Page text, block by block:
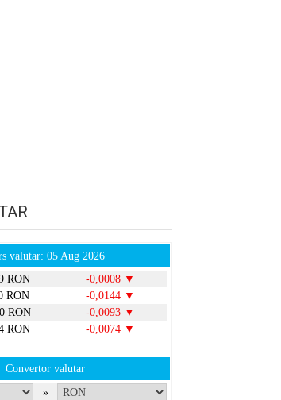
valutar: 05 Aug 2026
RON
-0,0008 ▼
RON
-0,0144 ▼
RON
-0,0093 ▼
RON -0,0074 ▼
Convertor valutar
»